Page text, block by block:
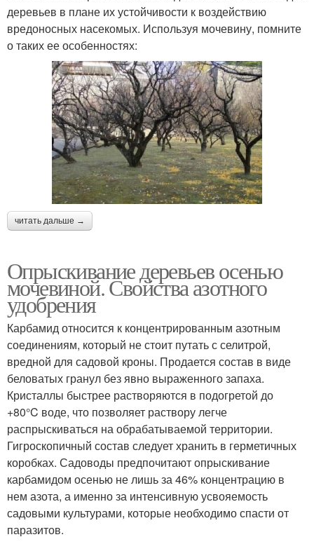
деревьев в плане их устойчивости к воздействию
вредоносных насекомых. Используя мочевину, помните
о таких ее особенностях:
читать дальше →
Опрыскивание деревьев осенью
мочевиной. Свойства азотного
удобрения
Карбамид относится к концентрированным азотным
соединениям, который не стоит путать с селитрой,
вредной для садовой кроны. Продается состав в виде
беловатых гранул без явно выраженного запаха.
Кристаллы быстрее растворяются в подогретой до
+80°C воде, что позволяет раствору легче
распрыскиваться на обрабатываемой территории.
Гигроскопичный состав следует хранить в герметичных
коробках. Садоводы предпочитают опрыскивание
карбамидом осенью не лишь за 46% концентрацию в
нем азота, а именно за интенсивную усвояемость
садовыми культурами, которые необходимо спасти от
паразитов.